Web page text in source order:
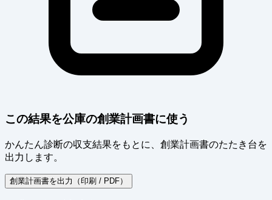
この結果を公庫の創業計画書に使う
かんたん診断の収支結果をもとに、創業計画書のたたき台を
出力します。
創業計画書を出力（印刷 / PDF）